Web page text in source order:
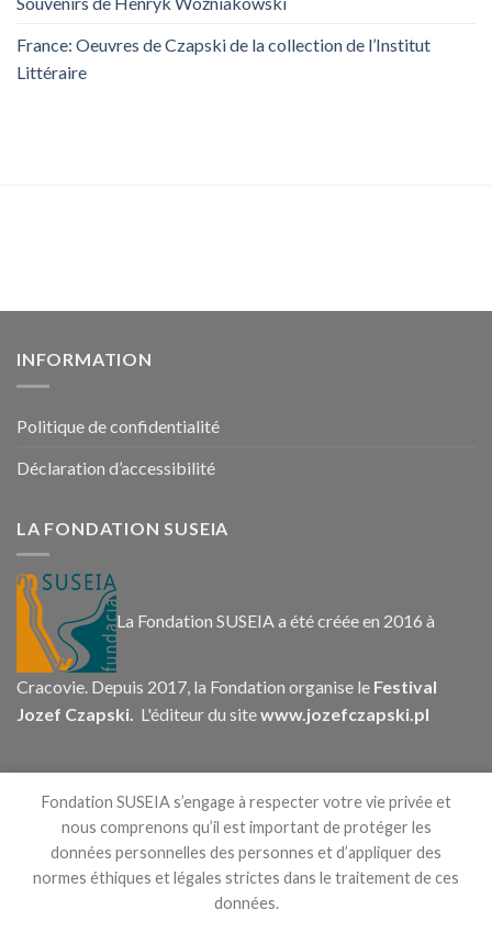
France: Oeuvres de Czapski de la collection de l’Institut
Littéraire
INFORMATION
Politique de confidentialité
Déclaration d’accessibilité
LA FONDATION SUSEIA
La Fondation SUSEIA a été créée en 2016 à
Cracovie. Depuis 2017, la Fondation organise le Festival
Jozef Czapski. L'éditeur du sitewww.jozefczapski.pl
CONTACT
Fondation SUSEIA s’engage à respecter votre vie privée et
nous comprenons qu’il est important de protéger les
données personnelles des personnes et d’appliquer des
normes éthiques et légales strictes dans le traitement de ces
données.